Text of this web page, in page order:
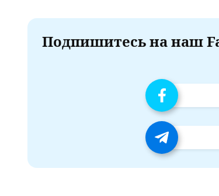
Подпишитесь на наш